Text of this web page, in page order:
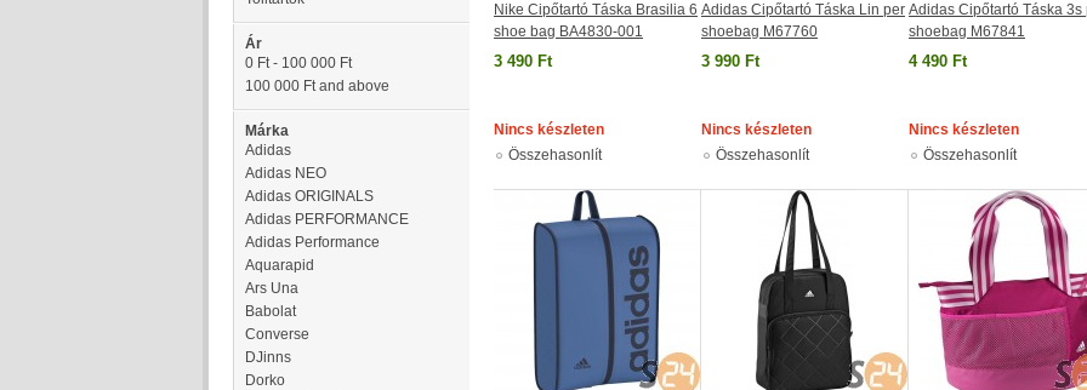
Ár
0 Ft- 100 000 Ft
100 000 Ftand above
Márka
Adidas
Adidas NEO
Adidas ORIGINALS
Adidas PERFORMANCE
Adidas Performance
Aquarapid
Ars Una
Babolat
Converse
DJinns
Dorko
Nike Cipőtartó Táska Brasilia 6
shoe bag BA4830-001
3 490 Ft
Nincs készleten
Összehasonlít
Adidas Cipőtartó Táska Lin per
shoebag M67760
3 990 Ft
Nincs készleten
Összehasonlít
Adidas Cipőtartó Táska 3s
shoebag M67841
4 490 Ft
Nincs készleten
Összehasonlít